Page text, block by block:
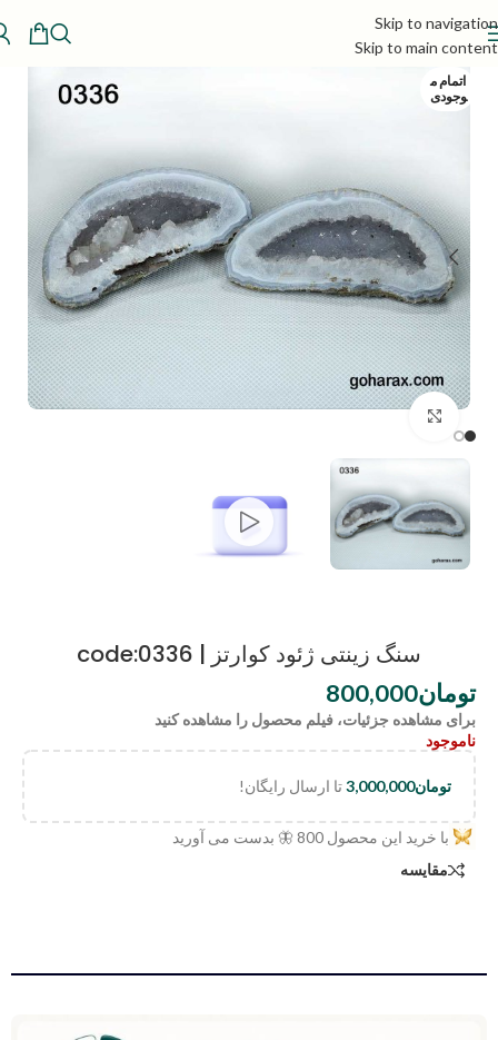
Skip to navigation
Skip to main content
اتمام م
وجودی
سنگ زینتی ژئود کوارتز | code:0336
تومان800,000
برای مشاهده جزئیات، فیلم محصول را مشاهده کنید
ناموجود
تومان3,000,000تا ارسال رایگان!
با خرید این محصول 800 🦋 بدست می آورید
مقایسه